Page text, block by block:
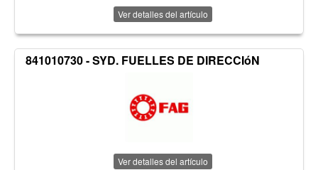
Ver detalles del artículo
841010730 - SYD. FUELLES DE DIRECCIóN
Ver detalles del artículo